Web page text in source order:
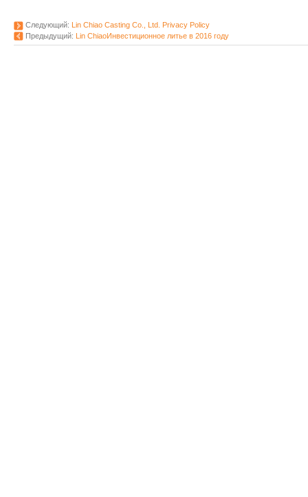
Следующий: Lin Chiao Casting Co., Ltd. Privacy Policy
Предыдущий: Lin ChiaoИнвестиционное литье в 2016 году